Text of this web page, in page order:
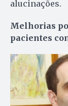
alucinações.
Melhorias
pacientes